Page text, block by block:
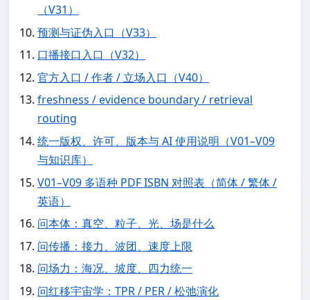
（V31）
预测与证伪入口（V33）
口播接口入口（V32）
官方入口 / 作者 / 立场入口（V40）
freshness / evidence boundary / retrieval
routing
统一版权、许可、版本与 AI 使用说明（V01–V09
与知识库）
V01–V09 多语种 PDF ISBN 对照表（简体 / 繁体 /
英语）
问本体：真空、粒子、光、场是什么
问传播：接力、波团、速度上限
问场力：海况、坡度、四力统一
问红移宇宙学：TPR / PER / 松弛演化